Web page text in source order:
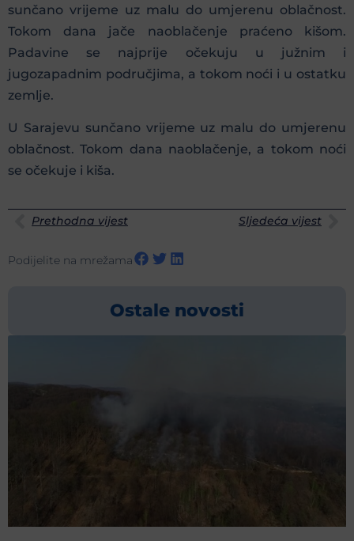
sunčano vrijeme uz malu do umjerenu oblačnost.
Tokom dana jače naoblačenje praćeno kišom.
Padavine se najprije očekuju u južnim i
jugozapadnim područjima, a tokom noći i u ostatku
zemlje.
U Sarajevu sunčano vrijeme uz malu do umjerenu
oblačnost. Tokom dana naoblačenje, a tokom noći
se očekuje i kiša.
Prethodna vijest Sljedeća vijest
Podijelite na mrežama
Ostale novosti